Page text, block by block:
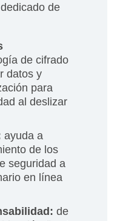
de
de cifrado
datos y
para
al deslizar
ayuda a
de los
seguridad a
en línea
de